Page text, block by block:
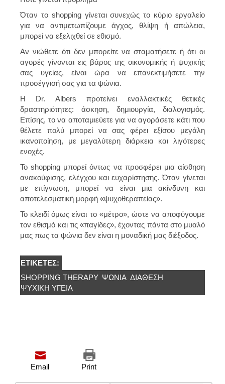
Όταν το shopping γίνεται συνεχώς το κύριο εργαλείο
για να αντιμετωπίζουμε άγχος, θλίψη ή απώλεια,
μπορεί να εξελιχθεί σε εθισμό.
Αν νιώθετε ότι δεν μπορείτε να σταματήσετε ή ότι οι
αγορές γίνονται εις βάρος της οικονομικής ή ψυχικής
σας υγείας, είναι ώρα να επανεκτιμήσετε την
προσέγγισή σας για τα ψώνια.
Η Dr. Albers προτείνει εναλλακτικές θετικές
δραστηριότητες: άσκηση, δημιουργία, διαλογισμός.
Επίσης, το να αποταμιεύετε για να αγοράσετε κάτι που
θέλετε πολύ μπορεί να σας φέρει εξίσου μεγάλη
ικανοποίηση, με μεγαλύτερη διάρκεια και λιγότερες
ενοχές.
Το shopping μπορεί όντως να προσφέρει μια αίσθηση
ανακούφισης, ελέγχου και ευχαρίστησης. Όταν γίνεται
με επίγνωση, μπορεί να είναι μια ακίνδυνη και
αποτελεσματική μορφή «ψυχοθεραπείας».
Το κλειδί όμως είναι το «μέτρο», ώστε να αποφύγουμε
τον εθισμό και τις «παγίδες», έχοντας πάντα στο μυαλό
μας πως τα ψώνια δεν είναι η μοναδική μας διέξοδος.
ΕΤΙΚΈΤΕΣ:
SHOPPING THERAPY ΨΩΝΙΑ ΔΙΑΘΕΣΗ
ΨΥΧΙΚΉ ΥΓΕΊΑ
Print
Email